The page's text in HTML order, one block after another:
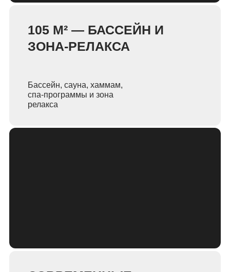
Бассейн, сауна, хаммам,
спа-программы и зона
релакса
105 М² — БАССЕЙН И
ЗОНА-РЕЛАКСА